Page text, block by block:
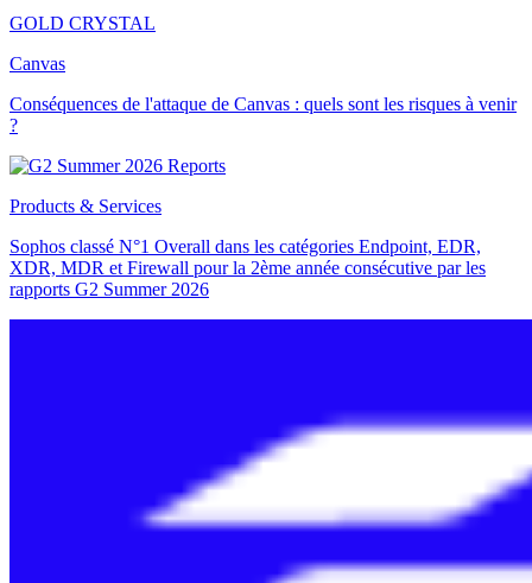
GOLD CRYSTAL
Canvas
Conséquences de l'attaque de Canvas : quels sont les risques à venir
?
Products & Services
Sophos classé N°1 Overall dans les catégories Endpoint, EDR,
XDR, MDR et Firewall pour la 2ème année consécutive par les
rapports G2 Summer 2026